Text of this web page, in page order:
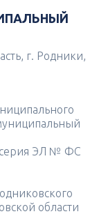
г. Родники,
серия ЭЛ № ФС
области